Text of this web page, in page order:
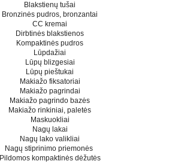
Blakstienų tušai
Bronzinės pudros, bronzantai
CC kremai
Dirbtinės blakstienos
Kompaktinės pudros
Lūpdažiai
Lūpų blizgesiai
Lūpų pieštukai
Makiažo fiksatoriai
Makiažo pagrindai
Makiažo pagrindo bazės
Makiažo rinkiniai, paletės
Maskuokliai
Nagų lakai
Nagų lako valikliai
Nagų stiprinimo priemonės
Pildomos kompaktinės dėžutės